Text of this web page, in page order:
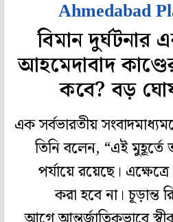
Ahmedabad
বিমান
আহমেদাবাদ
কবে? বড়
এক সর্বভারতীয়
তিনি বলেন, “এই মুহূর্তে
পর্যায়ে রয়েছে।
করা হবে না। চূড়ান্ত